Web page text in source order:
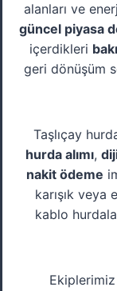
alanları ve
güncel piyasa
içerdikleri
geri dönüşüm
Taşlıçay
hurda alımı,
nakit ödeme
karışık
kablo